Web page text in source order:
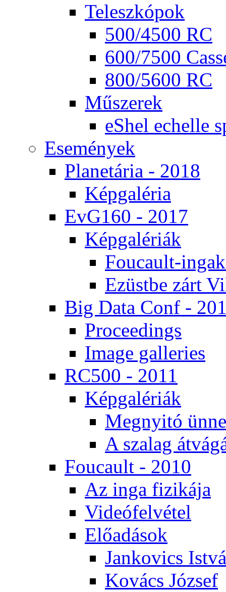
Te­lesz­kó­pok
500/4500 RC
600/7500
800/5600 RC
Mű­sze­rek
eS­hel echel­le
Ese­mé­nyek
Pla­ne­tá­ria - 2018
Kép­ga­lé­ria
EvG160 - 2017
Kép­ga­lé­ri­ák
Fo­u­ca­ult-
Ezüst­be zárt
Big Da­ta Conf -
Pro­ce­e­dings
Image gal­le­ri­es
RC500 - 2011
Kép­ga­lé­ri­ák
Meg­nyi­tó
A sza­lag
Fo­u­ca­ult - 2010
Az in­ga fi­zi­ká­ja
Vi­de­ó­fel­vé­tel
Elő­adá­sok
Jan­ko­vics
Ko­vács Jó­zsef